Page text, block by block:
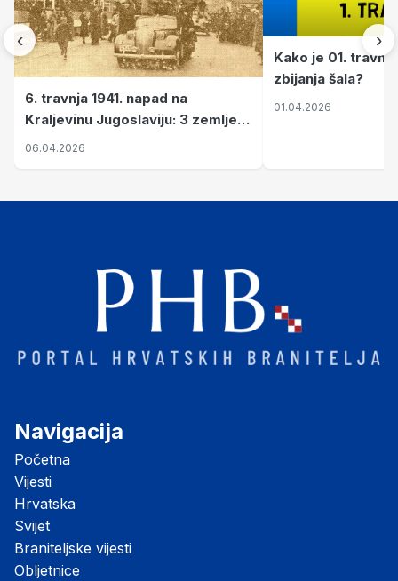
‹
6. travnja 1941. napad na
Kraljevinu Jugoslaviju: 3 zemlje
nastale njenim raspadom
06.04.2026
Kako je 01.
zbijanja šala?
01.04.2026
›
Navigacija
Početna
Vijesti
Hrvatska
Svijet
Braniteljske vijesti
Obljetnice